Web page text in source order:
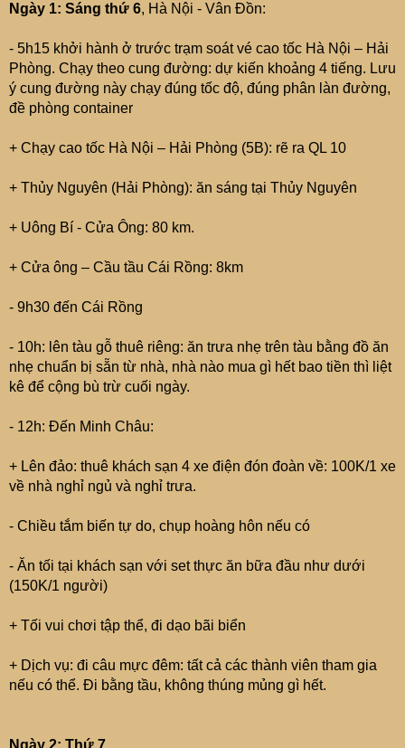
Ngày 1: Sáng thứ 6, Hà Nội - Vân Đồn:
- 5h15 khởi hành ở trước trạm soát vé cao tốc Hà Nội – Hải
Phòng. Chạy theo cung đường: dự kiến khoảng 4 tiếng. Lưu
ý cung đường này chạy đúng tốc độ, đúng phân làn đường,
đề phòng container
+ Chạy cao tốc Hà Nội – Hải Phòng (5B): rẽ ra QL 10
+ Thủy Nguyên (Hải Phòng): ăn sáng tại Thủy Nguyên
+ Uông Bí - Cửa Ông: 80 km.
+ Cửa ông – Cầu tầu Cái Rồng: 8km
- 9h30 đến Cái Rồng
- 10h: lên tàu gỗ thuê riêng: ăn trưa nhẹ trên tàu bằng đồ ăn
nhẹ chuẩn bị sẵn từ nhà, nhà nào mua gì hết bao tiền thì liệt
kê để cộng bù trừ cuối ngày.
- 12h: Đến Minh Châu:
+ Lên đảo: thuê khách sạn 4 xe điện đón đoàn về: 100K/1 xe
về nhà nghỉ ngủ và nghỉ trưa.
- Chiều tắm biến tự do, chụp hoàng hôn nếu có
- Ăn tối tại khách sạn với set thực ăn bữa đầu như dưới
(150K/1 người)
+ Tối vui chơi tập thể, đi dạo bãi biển
+ Dịch vụ: đi câu mực đêm: tất cả các thành viên tham gia
nếu có thể. Đi bằng tầu, không thúng mủng gì hết.
Ngày 2: Thứ 7